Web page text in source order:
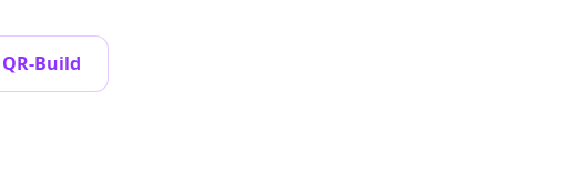
Build